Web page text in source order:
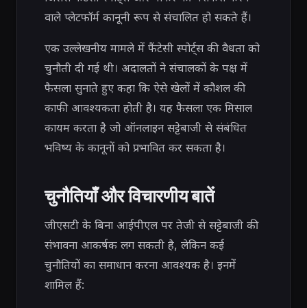
वाले प्लेटफॉर्म कानूनी रूप से संचालित हो सकते हैं।
एक उल्लेखनीय मामले में फैंटेसी स्पोर्ट्स की वैधता को
चुनौती दी गई थी। अदालतों ने संचालकों के पक्ष में
फैसला सुनाते हुए कहा कि ऐसे खेलों में कौशल की
काफी आवश्यकता होती है। यह फैसला एक मिसाल
कायम करता है जो ऑनलाइन सट्टेबाजी से संबंधित
भविष्य के कानूनों को प्रभावित कर सकता है।
चुनौतियाँ और विचारणीय बातें
जीएसटी के बिना आईपीएल पर तेजी से सट्टेबाजी की
संभावना आकर्षक लग सकती है, लेकिन कई
चुनौतियों का समाधान करना आवश्यक है। इनमें
शामिल हैं: